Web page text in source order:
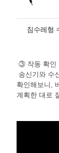
짐수레형
③ 작동 확인
송신기와 수
확인해보니,
계획한 대로